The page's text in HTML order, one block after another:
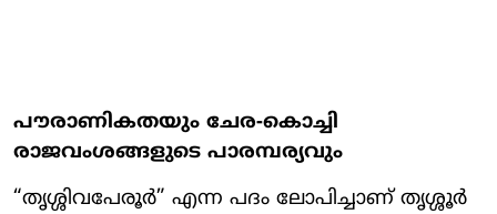
പൗരാണികതയും ചേര-കൊച്ചി
രാജവംശങ്ങളുടെ പാരമ്പര്യവും
“തൃശ്ശിവപേരൂർ” എന്ന പദം ലോപിച്ചാണ് തൃശ്ശൂർ